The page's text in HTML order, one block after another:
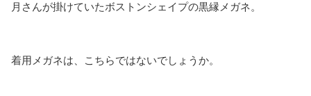
月さんが掛けていたボストンシェイプの黒縁メガネ。
着用メガネは、こちらではないでしょうか。